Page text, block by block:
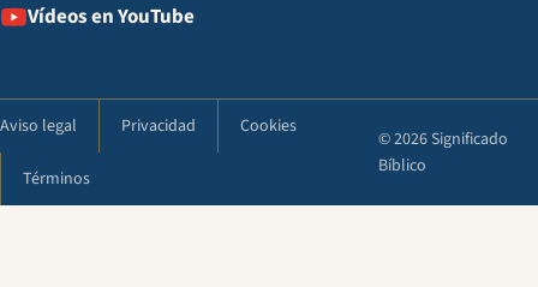
Vídeos en YouTube
Aviso legal Privacidad Cookies
Términos
© 2026 Significado
Bíblico